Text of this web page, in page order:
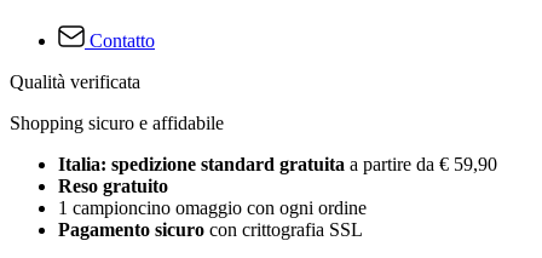
Contatto
Qualità verificata
Shopping sicuro e affidabile
Italia: spedizione standard gratuita a partire da € 59,90
Reso gratuito
1 campioncino omaggio con ogni ordine
Pagamento sicuro con crittografia SSL